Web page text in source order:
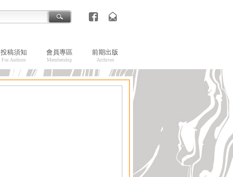
投稿須知
For Authors
會員專區
Membership
前期出版
Archives